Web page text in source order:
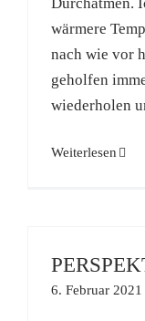
wärmere
nach wie vor
geholfen
wiederholen
Weiterlesen
6. Februar 2021